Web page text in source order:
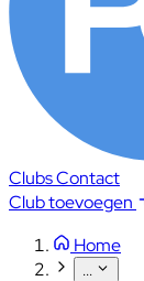
ClubsContact
Club toevoegen
Home
...